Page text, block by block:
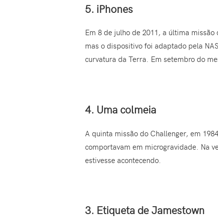
5. iPhones
Em 8 de julho de 2011, a última
mas o dispositivo foi adaptado pela
curvatura da Terra. Em setembro do
4. Uma colmeia
A quinta missão do Challenger, em
comportavam em microgravidade. Na
estivesse acontecendo.
3. Etiqueta de Jamestown